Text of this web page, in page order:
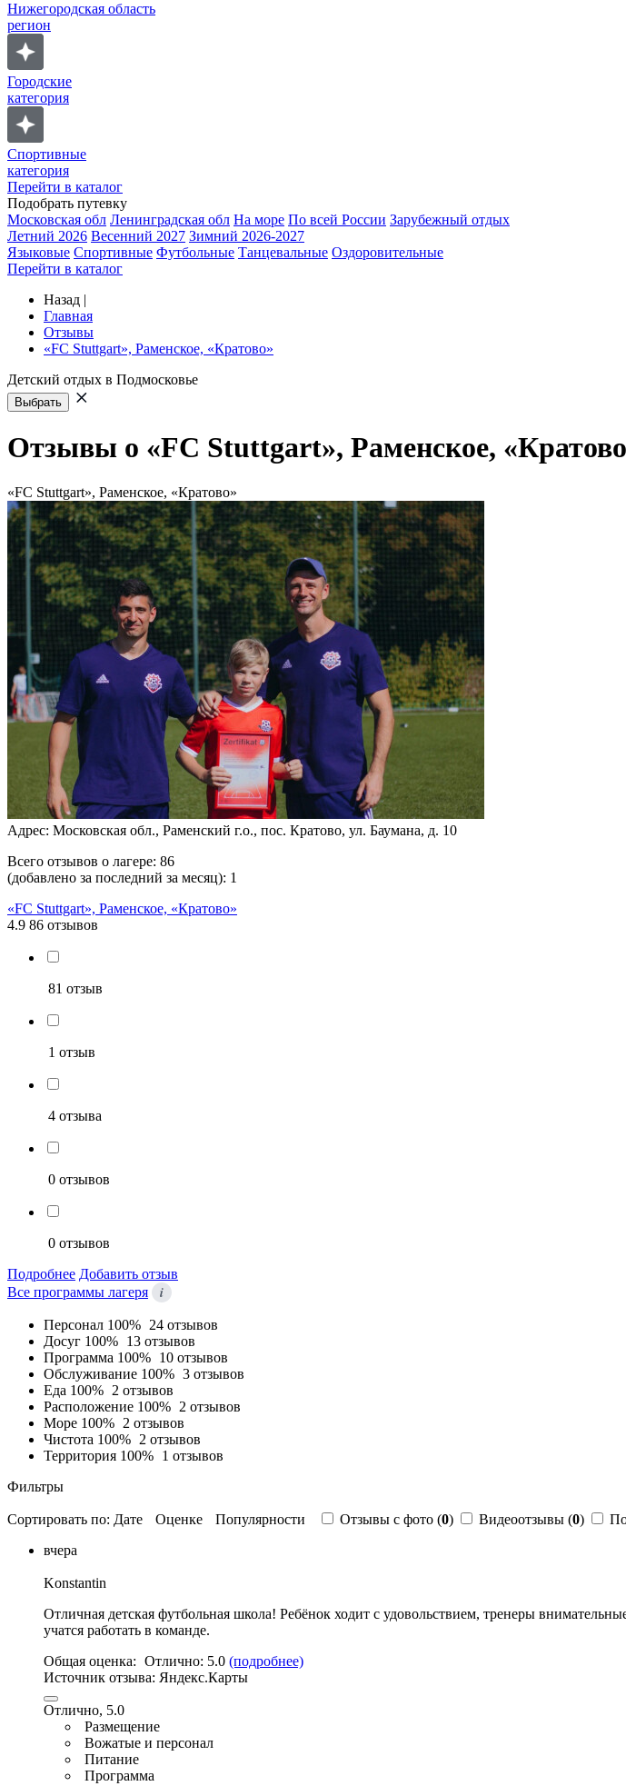
Нижегородская область
регион
Городские
категория
Спортивные
категория
Перейти в каталог
Подобрать путевку
Московская обл Ленинградская обл На море По всей России Зарубежный отдых
Летний 2026 Весенний 2027 Зимний 2026-2027
Языковые Спортивные Футбольные Танцевальные Оздоровительные
Перейти в каталог
Назад |
Главная
Отзывы
«FC Stuttgart», Раменское, «Кратово»
Детский отдых в Подмосковье
Выбрать
Отзывы о «FC Stuttgart», Раменское,
«FC Stuttgart», Раменское, «Кратово»
Адрес: Московская обл., Раменский г.о., пос. Кратово, ул. Баумана, д. 10
Всего отзывов о лагере: 86
(добавлено за последний за месяц): 1
«FC Stuttgart», Раменское, «Кратово»
4.9 86 отзывов
81 отзыв
1 отзыв
4 отзыва
0 отзывов
0 отзывов
Подробнее Добавить отзыв
Все программы лагеря
i
Персонал 100% 24 отзывов
Досуг 100% 13 отзывов
Программа 100% 10 отзывов
Обслуживание 100% 3 отзывов
Еда 100% 2 отзывов
Расположение 100% 2 отзывов
Море 100% 2 отзывов
Чистота 100% 2 отзывов
Территория 100% 1 отзывов
Фильтры
Сортировать по: Дате Оценке Популярности Отзывы c фото (0) Видеоотзывы (0)
вчера
Konstantin
Отличная детская футбольная школа! Ребёнок ходит с удовольствием, тренеры
учатся работать в команде.
Общая оценка: Отлично: 5.0 (подробнее)
Источник отзыва: Яндекс.Карты
Отлично, 5.0
Размещение
Вожатые и персонал
Питание
Программа